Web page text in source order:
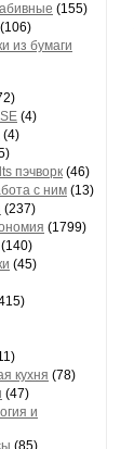
(155)
(106)
из бумаги
(4)
(4)
пэчворк (46)
с ним (13)
(237)
(1799)
(140)
(45)
кухня (78)
(47)
и
(85)